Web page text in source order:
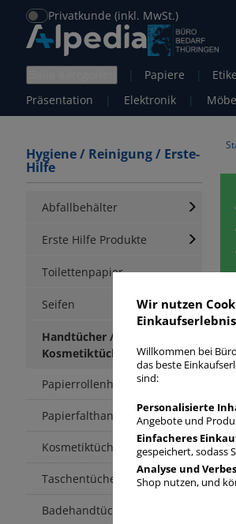
Privatkunde (inkl. MwSt.)
| Papiere |
Präsentation
| Elektronik |
Hygiene / Reinigung / Erste-
Hilfe
Abfallbehälter
Erste Hilfe Produkte
Toilettenpapier
Seifen
Handtücher /
Kosmetiktücher
Papierrollenhandtücher
Papierfalthandtücher
Kosmetiktücher
Taschentücher
Badehandtücher
Wir nutzen
Willkommen bei
das beste
sind:
Personalisierte
Angebote und
Einfacheres
gespeichert, sodass
Analyse und
Shop nutzen, und